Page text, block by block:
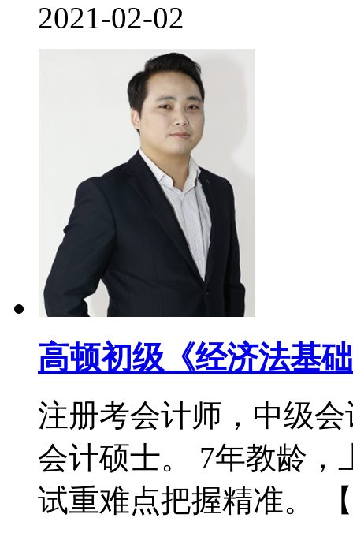
2021-02-02
高顿初级《经济法基
注册考会计师，中级
会计硕士。 7年教龄
试重难点把握精准。